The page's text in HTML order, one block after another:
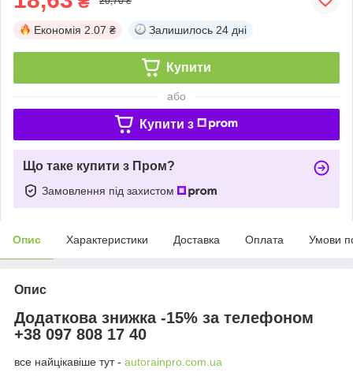
Економія 2.07 ₴ Залишилось 24 дні
Купити
або
Купити з
Що таке купити з Пром?
Замовлення під захистом
Опис Характеристики Доставка Оплата Умови
Опис
Додаткова знижка -15% за телефоном
+38 097 808 17 40
все найцікавіше тут - autorainpro.com.ua